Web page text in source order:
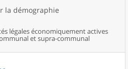
la démographie
légales économiquement actives
et supra-communal